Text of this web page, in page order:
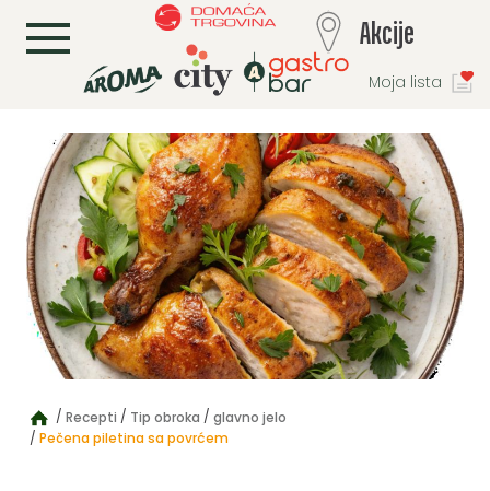
Moja lista
L Akcije
Recepti Tip obroka
glavno jelo
Pečena piletina sa povrćem